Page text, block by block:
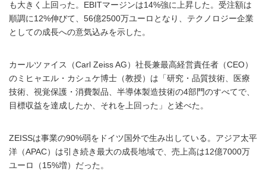
も大きく上回った。EBITマージンは14%強に上昇した。受注額は
順調に12%伸びて、56億2500万ユーロとなり、テクノロジー企業
としての成長への意気込みを示した。
カールツァイス（Carl Zeiss AG）社長兼最高経営責任者（CEO）
のミヒャエル・カシュケ博士（教授）は「研究・品質技術、医療
技術、視覚保護・消費製品、半導体製造技術の4部門のすべてで、
目標収益を達成したか、それを上回った」と述べた。
ZEISSは事業の90%弱をドイツ国外で生み出している。アジア太平
洋（APAC）は引き続き最大の成長地域で、売上高は12億7000万
ユーロ（15%増）だった。